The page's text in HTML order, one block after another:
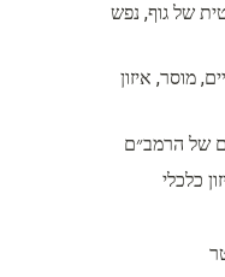
של גוף, נפש
מוסר, איזון
של הרמב״ם
כלכלי